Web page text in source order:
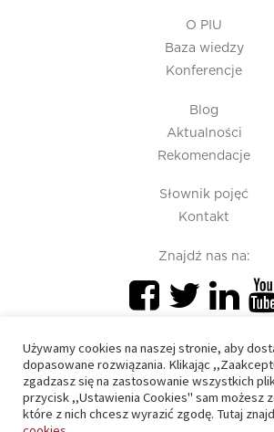
O PIU
Baza wiedzy
Konferencje
Blog
Aktualności
Rekomendacje
Słownik pojęć
Kontakt
Znajdź nas na:
PIU 2020 © All right
Używamy cookies na naszej stronie, aby
dopasowane rozwiązania. Klikając
zgadzasz się na zastosowanie wszystkich
przycisk ,,Ustawienia Cookies" sam możesz
które z nich chcesz wyrazić zgodę. Tutaj